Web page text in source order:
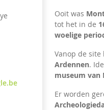
Ooit was
tot het in de
woelige
Vanop de site
Ardennen.
museum van
Er worden